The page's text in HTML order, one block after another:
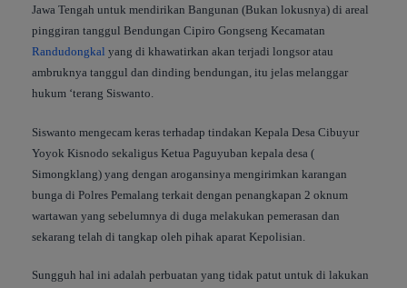
Jawa Tengah untuk mendirikan Bangunan (Bukan lokusnya) di areal
pinggiran tanggul Bendungan Cipiro Gongseng Kecamatan
Randudongkal yang di khawatirkan akan terjadi longsor atau
ambruknya tanggul dan dinding bendungan, itu jelas melanggar
hukum ‘terang Siswanto.
Siswanto mengecam keras terhadap tindakan Kepala Desa Cibuyur
Yoyok Kisnodo sekaligus Ketua Paguyuban kepala desa (
Simongklang) yang dengan arogansinya mengirimkan karangan
bunga di Polres Pemalang terkait dengan penangkapan 2 oknum
wartawan yang sebelumnya di duga melakukan pemerasan dan
sekarang telah di tangkap oleh pihak aparat Kepolisian.
Sungguh hal ini adalah perbuatan yang tidak patut untuk di lakukan